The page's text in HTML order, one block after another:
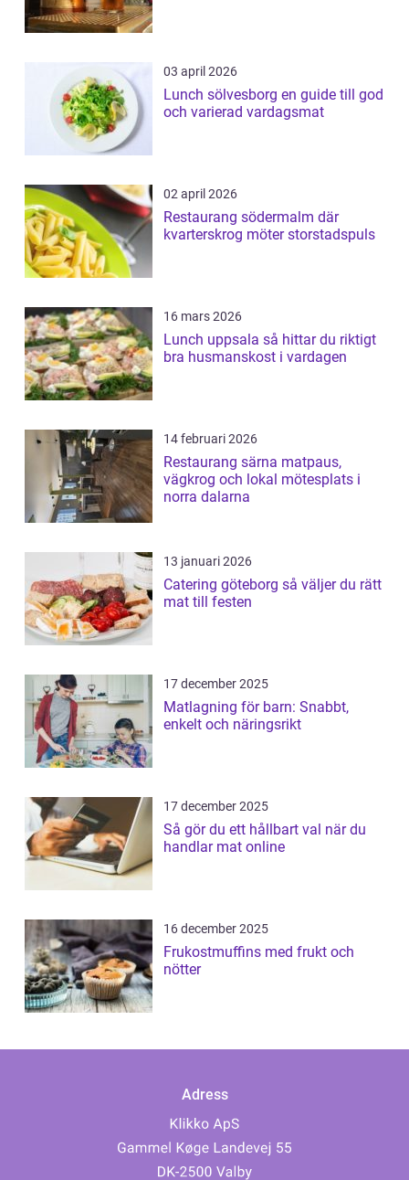
03 april 2026
Lunch sölvesborg en guide till god
och varierad vardagsmat
02 april 2026
Restaurang södermalm där
kvarterskrog möter storstadspuls
16 mars 2026
Lunch uppsala så hittar du riktigt
bra husmanskost i vardagen
14 februari 2026
Restaurang särna matpaus,
vägkrog och lokal mötesplats i
norra dalarna
13 januari 2026
Catering göteborg så väljer du rätt
mat till festen
17 december 2025
Matlagning för barn: Snabbt,
enkelt och näringsrikt
17 december 2025
Så gör du ett hållbart val när du
handlar mat online
16 december 2025
Frukostmuffins med frukt och
nötter
Adress